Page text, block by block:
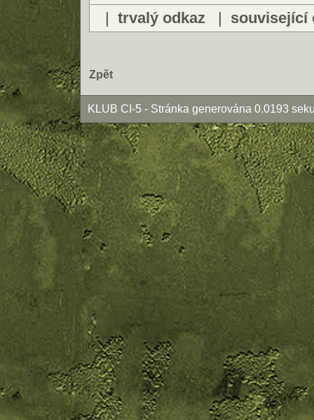
| trvalý odkaz | související
Zpět
KLUB CI-5 - Stránka generována 0.0193